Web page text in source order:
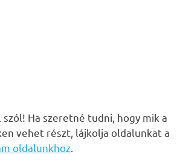
Ha szeretné tudni, hogy mik a
vehet részt, lájkolja oldalunkat a
oldalunkhoz